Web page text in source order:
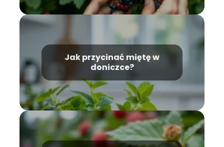
Jak przycinać miętę w
doniczce?